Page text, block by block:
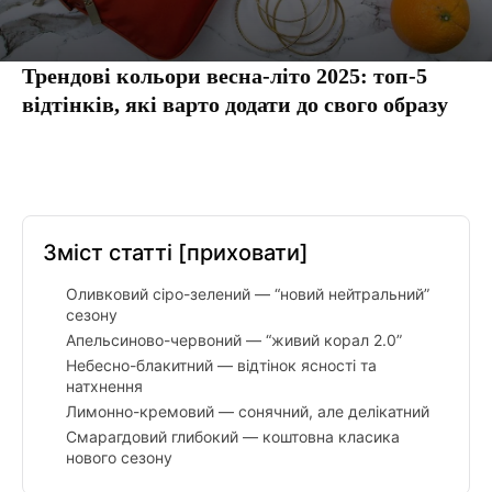
Трендові кольори весна-літо 2025: топ-5
відтінків, які варто додати до свого образу
Зміст статті [приховати]
Оливковий сіро-зелений — “новий нейтральний”
сезону
Апельсиново-червоний — “живий корал 2.0”
Небесно-блакитний — відтінок ясності та
натхнення
Лимонно-кремовий — сонячний, але делікатний
Смарагдовий глибокий — коштовна класика
нового сезону